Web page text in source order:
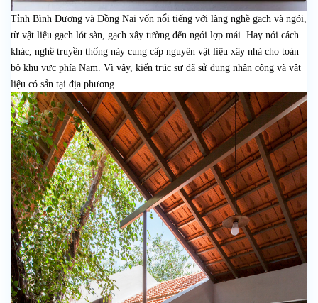
Tỉnh Bình Dương và Đồng Nai vốn nổi tiếng với làng nghề gạch và ngói,
từ vật liệu gạch lót sàn, gạch xây tường đến ngói lợp mái. Hay nói cách
khác, nghề truyền thống này cung cấp nguyên vật liệu xây nhà cho toàn
bộ khu vực phía Nam. Vì vậy, kiến trúc sư đã sử dụng nhân công và vật
liệu có sẵn tại địa phương.